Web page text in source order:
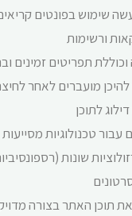
שימוש בפונטים
ורשימות
תפריטים זמינים
מועברים לאחר
לתוכן
עבור טכנולוגיות מסייעות
שונות